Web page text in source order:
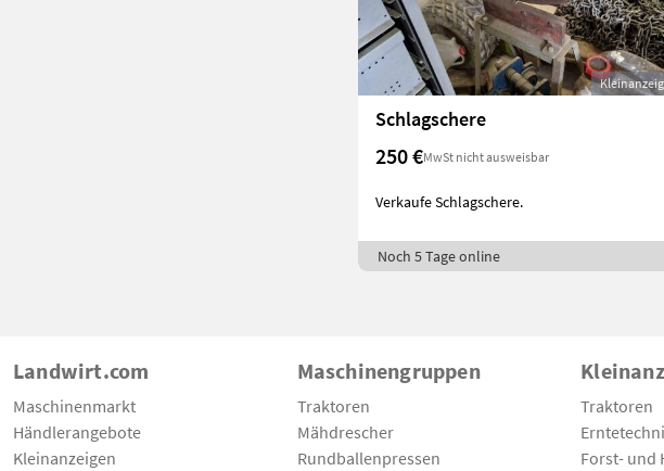
Schlagschere
250 €MwSt nicht ausweisbar
Verkaufe Schlagschere.
Noch 5 Tage online
Landwirt.com
Maschinenmarkt
Händlerangebote
Kleinanzeigen
Maschinengruppen
Traktoren
Mähdrescher
Rundballenpressen
Traktoren
Forst- und